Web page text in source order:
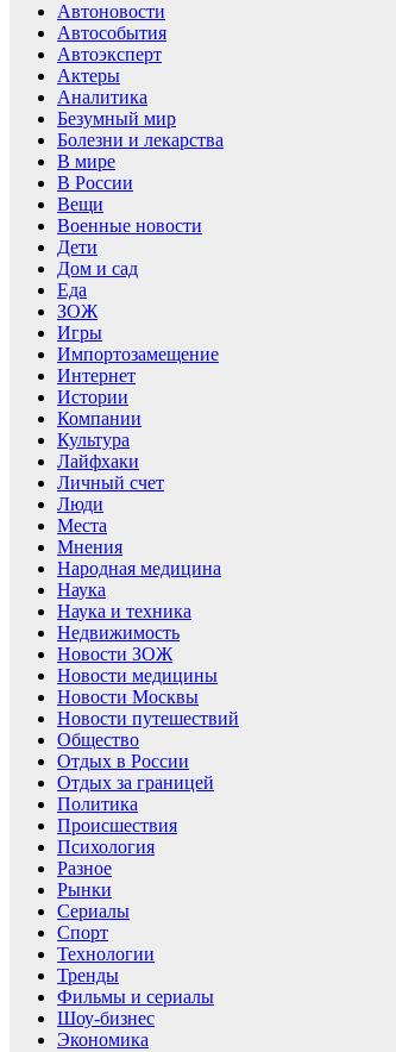
Автоновости
Автособытия
Автоэксперт
Актеры
Аналитика
Безумный мир
Болезни и лекарства
В мире
В России
Вещи
Военные новости
Дети
Дом и сад
Еда
ЗОЖ
Игры
Импортозамещение
Интернет
Истории
Компании
Культура
Лайфхаки
Личный счет
Люди
Места
Мнения
Народная медицина
Наука
Наука и техника
Недвижимость
Новости ЗОЖ
Новости медицины
Новости Москвы
Новости путешествий
Общество
Отдых в России
Отдых за границей
Политика
Происшествия
Психология
Разное
Рынки
Сериалы
Спорт
Технологии
Тренды
Фильмы и сериалы
Шоу-бизнес
Экономика